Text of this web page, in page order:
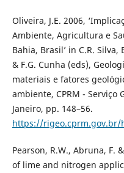
Oliveira, J.E. 2006,
Ambiente, Agricultura e
Bahia, Brasil’ in C.R.
& F.G. Cunha (eds),
materiais e fatores
ambiente, CPRM - Serviço
Janeiro, pp. 148–56.
https://rigeo.cprm.gov.br/
Pearson, R.W., Abruna, F.
of lime and nitrogen